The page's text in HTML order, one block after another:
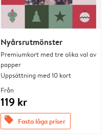
Nyårsrutmönster
Premiumkort med tre olika val av
papper
Uppsättning med 10 kort
Från
119 kr
offers Fasta låga priser